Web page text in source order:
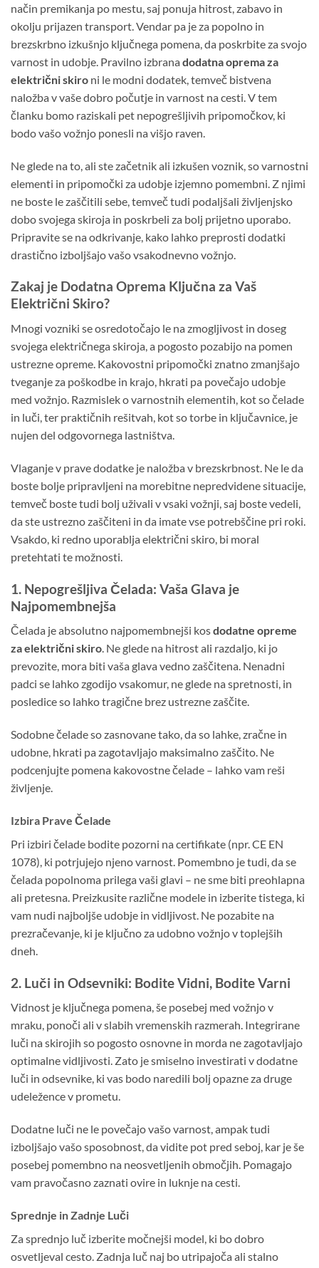
način premikanja po mestu, saj ponuja hitrost, zabavo in
okolju prijazen transport. Vendar pa je za popolno in
brezskrbno izkušnjo ključnega pomena, da poskrbite za svojo
varnost in udobje. Pravilno izbrana dodatna oprema za
električni skiro ni le modni dodatek, temveč bistvena
naložba v vaše dobro počutje in varnost na cesti. V tem
članku bomo raziskali pet nepogrešljivih pripomočkov, ki
bodo vašo vožnjo ponesli na višjo raven.
Ne glede na to, ali ste začetnik ali izkušen voznik, so varnostni
elementi in pripomočki za udobje izjemno pomembni. Z njimi
ne boste le zaščitili sebe, temveč tudi podaljšali življenjsko
dobo svojega skiroja in poskrbeli za bolj prijetno uporabo.
Pripravite se na odkrivanje, kako lahko preprosti dodatki
drastično izboljšajo vašo vsakodnevno vožnjo.
Zakaj je Dodatna Oprema Ključna za Vaš
Električni Skiro?
Mnogi vozniki se osredotočajo le na zmogljivost in doseg
svojega električnega skiroja, a pogosto pozabijo na pomen
ustrezne opreme. Kakovostni pripomočki znatno zmanjšajo
tveganje za poškodbe in krajo, hkrati pa povečajo udobje
med vožnjo. Razmislek o varnostnih elementih, kot so čelade
in luči, ter praktičnih rešitvah, kot so torbe in ključavnice, je
nujen del odgovornega lastništva.
Vlaganje v prave dodatke je naložba v brezskrbnost. Ne le da
boste bolje pripravljeni na morebitne nepredvidene situacije,
temveč boste tudi bolj uživali v vsaki vožnji, saj boste vedeli,
da ste ustrezno zaščiteni in da imate vse potrebščine pri roki.
Vsakdo, ki redno uporablja električni skiro, bi moral
pretehtati te možnosti.
1. Nepogrešljiva Čelada: Vaša Glava je
Najpomembnejša
Čelada je absolutno najpomembnejši kosdodatne opreme
za električni skiro. Ne glede na hitrost ali razdaljo, ki jo
prevozite, mora biti vaša glava vedno zaščitena. Nenadni
padci se lahko zgodijo vsakomur, ne glede na spretnosti, in
posledice so lahko tragične brez ustrezne zaščite.
Sodobne čelade so zasnovane tako, da so lahke, zračne in
udobne, hkrati pa zagotavljajo maksimalno zaščito. Ne
podcenjujte pomena kakovostne čelade – lahko vam reši
življenje.
Izbira Prave Čelade
Pri izbiri čelade bodite pozorni na certifikate (npr. CE EN
1078), ki potrjujejo njeno varnost. Pomembno je tudi, da se
čelada popolnoma prilega vaši glavi – ne sme biti preohlapna
ali pretesna. Preizkusite različne modele in izberite tistega, ki
vam nudi najboljše udobje in vidljivost. Ne pozabite na
prezračevanje, ki je ključno za udobno vožnjo v toplejših
dneh.
2. Luči in Odsevniki: Bodite Vidni, Bodite Varni
Vidnost je ključnega pomena, še posebej med vožnjo v
mraku, ponoči ali v slabih vremenskih razmerah. Integrirane
luči na skirojih so pogosto osnovne in morda ne zagotavljajo
optimalne vidljivosti. Zato je smiselno investirati v dodatne
luči in odsevnike, ki vas bodo naredili bolj opazne za druge
udeležence v prometu.
Dodatne luči ne le povečajo vašo varnost, ampak tudi
izboljšajo vašo sposobnost, da vidite pot pred seboj, kar je še
posebej pomembno na neosvetljenih območjih. Pomagajo
vam pravočasno zaznati ovire in luknje na cesti.
Sprednje in Zadnje Luči
Za sprednjo luč izberite močnejši model, ki bo dobro
osvetljeval cesto. Zadnja luč naj bo utripajoča ali stalno